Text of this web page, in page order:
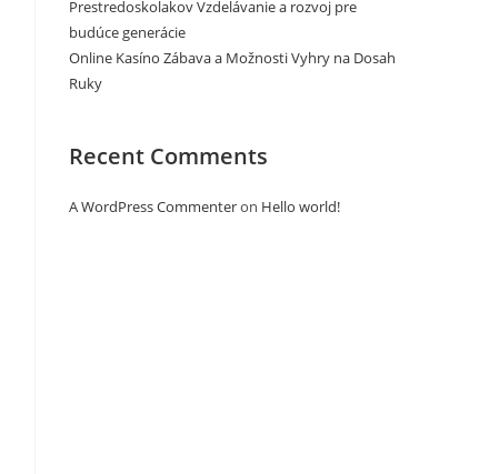
Prestredoskolakov Vzdelávanie a rozvoj pre
budúce generácie
Online Kasíno Zábava a Možnosti Vyhry na Dosah
Ruky
Recent Comments
A WordPress Commenteron Hello world!